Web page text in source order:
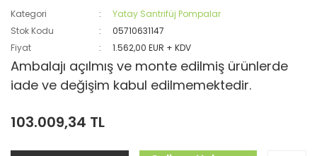
Kategori
Yatay Santrifüj Pompalar
Stok Kodu
05710631147
Fiyat
1.562,00 EUR + KDV
Ambalajı açılmış ve monte edilmiş ürünlerde
iade ve değişim kabul edilmemektedir.
103.009,34 TL